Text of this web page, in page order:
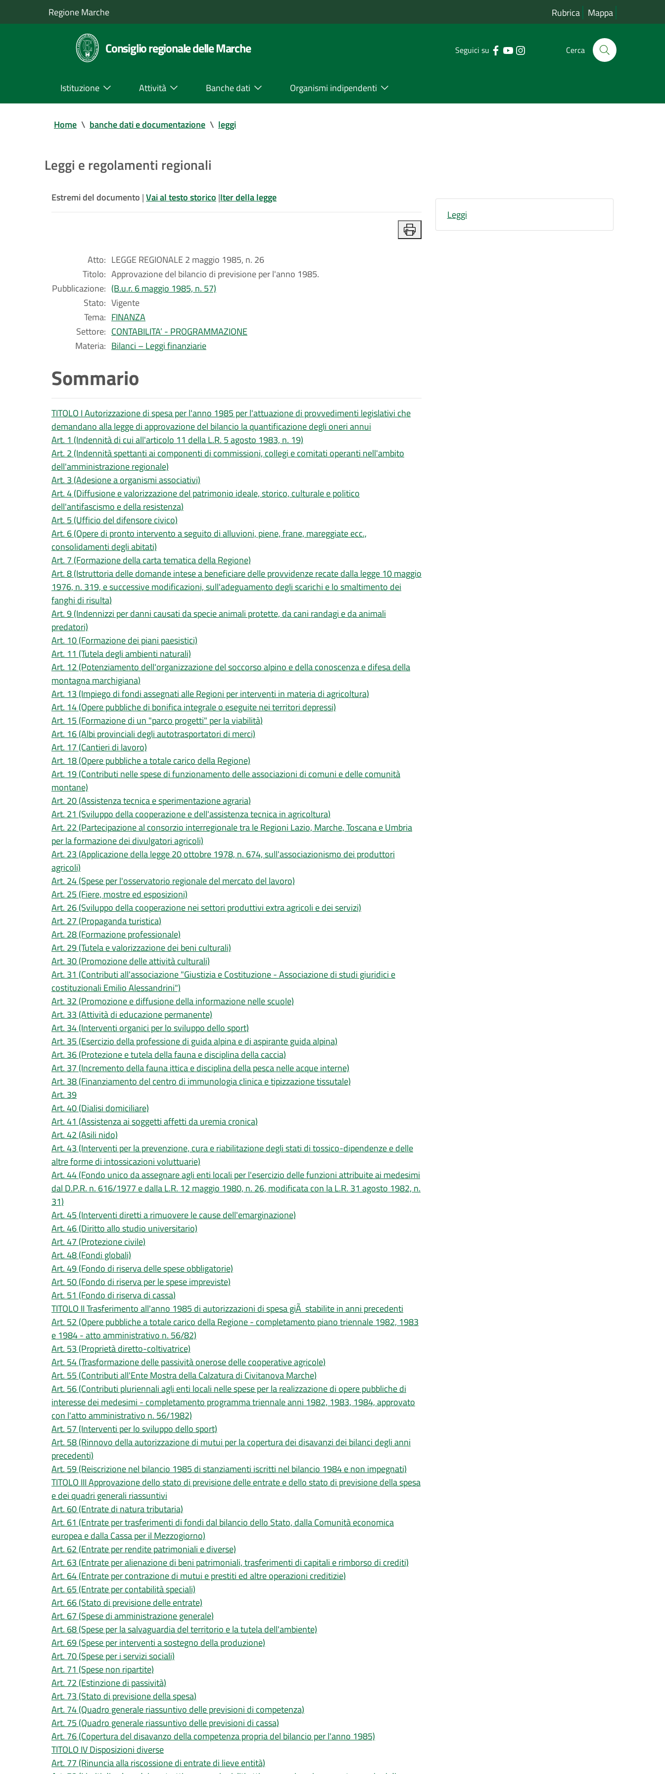
Regione Marche Rubrica Mappa
Consiglio regionale delle Marche Seguici su Cerca
Istituzione Attività Banche dati Organismi indipendenti
Home \ banche dati e documentazione \ leggi
Leggi e regolamenti regionali
Estremi del documento |Vai al testo storico |Iter della legge
Atto: LEGGE REGIONALE 2 maggio 1985, n. 26
Titolo: Approvazione del bilancio di previsione per l'anno 1985.
Pubblicazione: (B.u.r. 6 maggio 1985, n. 57)
Stato: Vigente
Tema: FINANZA
Settore: CONTABILITA’ - PROGRAMMAZIONE
Materia: Bilanci – Leggi finanziarie
Sommario
TITOLO I Autorizzazione di spesa per l'anno 1985 per l'attuazione di provvedimenti legislativi che
demandano alla legge di approvazione del bilancio la quantificazione degli oneri annui
Art. 1 (Indennità di cui all'articolo 11 della L.R. 5 agosto 1983, n. 19)
Art. 2 (Indennità spettanti ai componenti di commissioni, collegi e comitati operanti nell'ambito
dell'amministrazione regionale)
Art. 3 (Adesione a organismi associativi)
Art. 4 (Diffusione e valorizzazione del patrimonio ideale, storico, culturale e politico
dell'antifascismo e della resistenza)
Art. 5 (Ufficio del difensore civico)
Art. 6 (Opere di pronto intervento a seguito di alluvioni, piene, frane, mareggiate ecc.,
consolidamenti degli abitati)
Art. 7 (Formazione della carta tematica della Regione)
Art. 8 (Istruttoria delle domande intese a beneficiare delle provvidenze recate dalla legge 10 maggio
1976, n. 319, e successive modificazioni, sull'adeguamento degli scarichi e lo smaltimento dei
fanghi di risulta)
Art. 9 (Indennizzi per danni causati da specie animali protette, da cani randagi e da animali
predatori)
Art. 10 (Formazione dei piani paesistici)
Art. 11 (Tutela degli ambienti naturali)
Art. 12 (Potenziamento dell'organizzazione del soccorso alpino e della conoscenza e difesa della
montagna marchigiana)
Art. 13 (Impiego di fondi assegnati alle Regioni per interventi in materia di agricoltura)
Art. 14 (Opere pubbliche di bonifica integrale o eseguite nei territori depressi)
Art. 15 (Formazione di un "parco progetti" per la viabilità)
Art. 16 (Albi provinciali degli autotrasportatori di merci)
Art. 17 (Cantieri di lavoro)
Art. 18 (Opere pubbliche a totale carico della Regione)
Art. 19 (Contributi nelle spese di funzionamento delle associazioni di comuni e delle comunità
montane)
Art. 20 (Assistenza tecnica e sperimentazione agraria)
Art. 21 (Sviluppo della cooperazione e dell'assistenza tecnica in agricoltura)
Art. 22 (Partecipazione al consorzio interregionale tra le Regioni Lazio, Marche, Toscana e Umbria
per la formazione dei divulgatori agricoli)
Art. 23 (Applicazione della legge 20 ottobre 1978, n. 674, sull'associazionismo dei produttori
agricoli)
Art. 24 (Spese per l'osservatorio regionale del mercato del lavoro)
Art. 25 (Fiere, mostre ed esposizioni)
Art. 26 (Sviluppo della cooperazione nei settori produttivi extra agricoli e dei servizi)
Art. 27 (Propaganda turistica)
Art. 28 (Formazione professionale)
Art. 29 (Tutela e valorizzazione dei beni culturali)
Art. 30 (Promozione delle attività culturali)
Art. 31 (Contributi all'associazione "Giustizia e Costituzione - Associazione di studi giuridici e
costituzionali Emilio Alessandrini")
Art. 32 (Promozione e diffusione della informazione nelle scuole)
Art. 33 (Attività di educazione permanente)
Art. 34 (Interventi organici per lo sviluppo dello sport)
Art. 35 (Esercizio della professione di guida alpina e di aspirante guida alpina)
Art. 36 (Protezione e tutela della fauna e disciplina della caccia)
Art. 37 (Incremento della fauna ittica e disciplina della pesca nelle acque interne)
Art. 38 (Finanziamento del centro di immunologia clinica e tipizzazione tissutale)
Art. 39
Art. 40 (Dialisi domiciliare)
Art. 41 (Assistenza ai soggetti affetti da uremia cronica)
Art. 42 (Asili nido)
Art. 43 (Interventi per la prevenzione, cura e riabilitazione degli stati di tossico-dipendenze e delle
altre forme di intossicazioni voluttuarie)
Art. 44 (Fondo unico da assegnare agli enti locali per l'esercizio delle funzioni attribuite ai medesimi
dal D.P.R. n. 616/1977 e dalla L.R. 12 maggio 1980, n. 26, modificata con la L.R. 31 agosto 1982, n.
31)
Art. 45 (Interventi diretti a rimuovere le cause dell'emarginazione)
Art. 46 (Diritto allo studio universitario)
Art. 47 (Protezione civile)
Art. 48 (Fondi globali)
Art. 49 (Fondo di riserva delle spese obbligatorie)
Art. 50 (Fondo di riserva per le spese impreviste)
Art. 51 (Fondo di riserva di cassa)
TITOLO II Trasferimento all'anno 1985 di autorizzazioni di spesa giÃ stabilite in anni precedenti
Art. 52 (Opere pubbliche a totale carico della Regione - completamento piano triennale 1982, 1983
e 1984 - atto amministrativo n. 56/82)
Art. 53 (Proprietà diretto-coltivatrice)
Art. 54 (Trasformazione delle passività onerose delle cooperative agricole)
Art. 55 (Contributi all'Ente Mostra della Calzatura di Civitanova Marche)
Art. 56 (Contributi pluriennali agli enti locali nelle spese per la realizzazione di opere pubbliche di
interesse dei medesimi - completamento programma triennale anni 1982, 1983, 1984, approvato
con l'atto amministrativo n. 56/1982)
Art. 57 (Interventi per lo sviluppo dello sport)
Art. 58 (Rinnovo della autorizzazione di mutui per la copertura dei disavanzi dei bilanci degli anni
precedenti)
Art. 59 (Reiscrizione nel bilancio 1985 di stanziamenti iscritti nel bilancio 1984 e non impegnati)
TITOLO III Approvazione dello stato di previsione delle entrate e dello stato di previsione della spesa
e dei quadri generali riassuntivi
Art. 60 (Entrate di natura tributaria)
Art. 61 (Entrate per trasferimenti di fondi dal bilancio dello Stato, dalla Comunità economica
europea e dalla Cassa per il Mezzogiorno)
Art. 62 (Entrate per rendite patrimoniali e diverse)
Art. 63 (Entrate per alienazione di beni patrimoniali, trasferimenti di capitali e rimborso di crediti)
Art. 64 (Entrate per contrazione di mutui e prestiti ed altre operazioni creditizie)
Art. 65 (Entrate per contabilità speciali)
Art. 66 (Stato di previsione delle entrate)
Art. 67 (Spese di amministrazione generale)
Art. 68 (Spese per la salvaguardia del territorio e la tutela dell'ambiente)
Art. 69 (Spese per interventi a sostegno della produzione)
Art. 70 (Spese per i servizi sociali)
Art. 71 (Spese non ripartite)
Art. 72 (Estinzione di passività)
Art. 73 (Stato di previsione della spesa)
Art. 74 (Quadro generale riassuntivo delle previsioni di competenza)
Art. 75 (Quadro generale riassuntivo delle previsioni di cassa)
Art. 76 (Copertura del disavanzo della competenza propria del bilancio per l'anno 1985)
TITOLO IV Disposizioni diverse
Art. 77 (Rinuncia alla riscossione di entrate di lieve entità)
Leggi